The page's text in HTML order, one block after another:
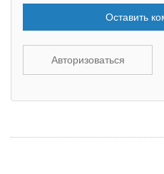
Оставить
Авторизоваться